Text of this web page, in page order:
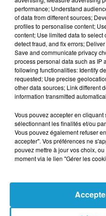
UNE PRATIQUE
De son côté,
enregistré“environ
déposées par des
depuis la veille de
augmentation de 2
même heure”. La
ligne dans les jours à
Pour les deux sites,
désormais entrée
baromètre mené par
ayant déjà revendu
1,6 million de plus
performance; Understand
of data from different sources;
profiles to personalise content;
content; Use limited data to select
detect fraud, and fix errors;
Save and communicate privacy
process personal data such as IP
following functionalities: Identify
requested; Use precise
other data sources; Link different
information transmitted
Vous pouvez accepter en cliquant
sélectionnant les finalités et/ou
Vous pouvez également refuser
accepter". Vos préférences ne
pouvez mettre à jour vos choix,
moment via le lien "Gérer les